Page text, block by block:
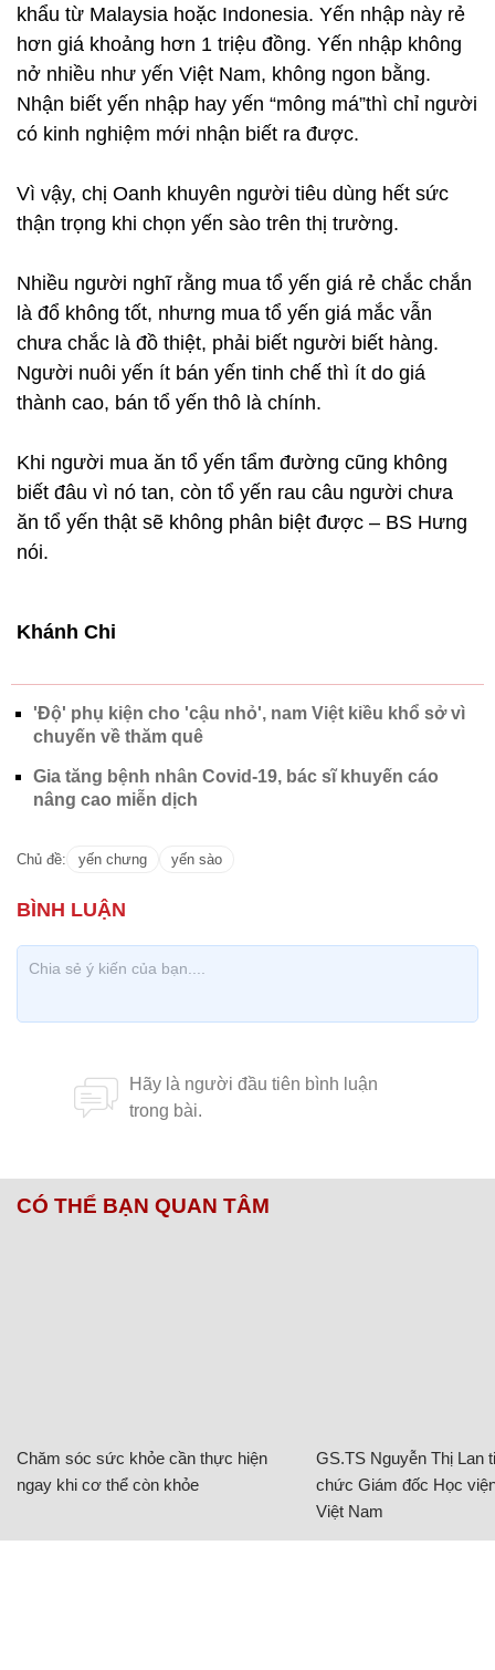
khẩu từ Malaysia hoặc Indonesia. Yến nhập này rẻ
hơn giá khoảng hơn 1 triệu đồng. Yến nhập không
nở nhiều như yến Việt Nam, không ngon bằng.
Nhận biết yến nhập hay yến “mông má”thì chỉ người
có kinh nghiệm mới nhận biết ra được.
Vì vậy, chị Oanh khuyên người tiêu dùng hết sức
thận trọng khi chọn yến sào trên thị trường.
Nhiều người nghĩ rằng mua tổ yến giá rẻ chắc chắn
là đổ không tốt, nhưng mua tổ yến giá mắc vẫn
chưa chắc là đồ thiệt, phải biết người biết hàng.
Người nuôi yến ít bán yến tinh chế thì ít do giá
thành cao, bán tổ yến thô là chính.
Khi người mua ăn tổ yến tẩm đường cũng không
biết đâu vì nó tan, còn tổ yến rau câu người chưa
ăn tổ yến thật sẽ không phân biệt được – BS Hưng
nói.
Khánh Chi
'Độ' phụ kiện cho 'cậu nhỏ', nam Việt kiều khổ sở vì
chuyến về thăm quê
Gia tăng bệnh nhân Covid-19, bác sĩ khuyến cáo
nâng cao miễn dịch
Chủ đề: yến chưng yến sào
CÓ THỂ BẠN QUAN TÂM
Chăm sóc sức khỏe cần thực hiện
ngay khi cơ thể còn khỏe
GS.TS Nguyễn Thị Lan
chức Giám đốc Học
Việt Nam